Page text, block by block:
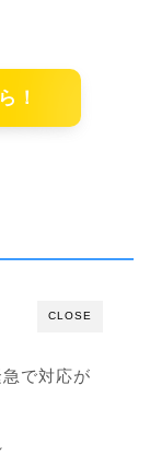
！
CLOSE
で対応が